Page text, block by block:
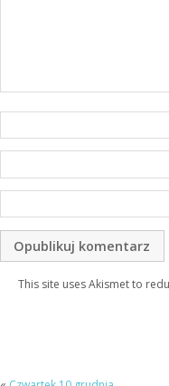
This site uses Akismet to